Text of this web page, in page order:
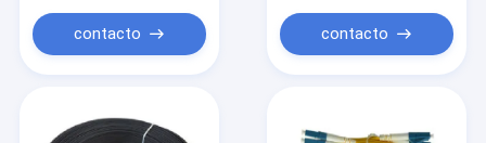
produtos
contacto contacto